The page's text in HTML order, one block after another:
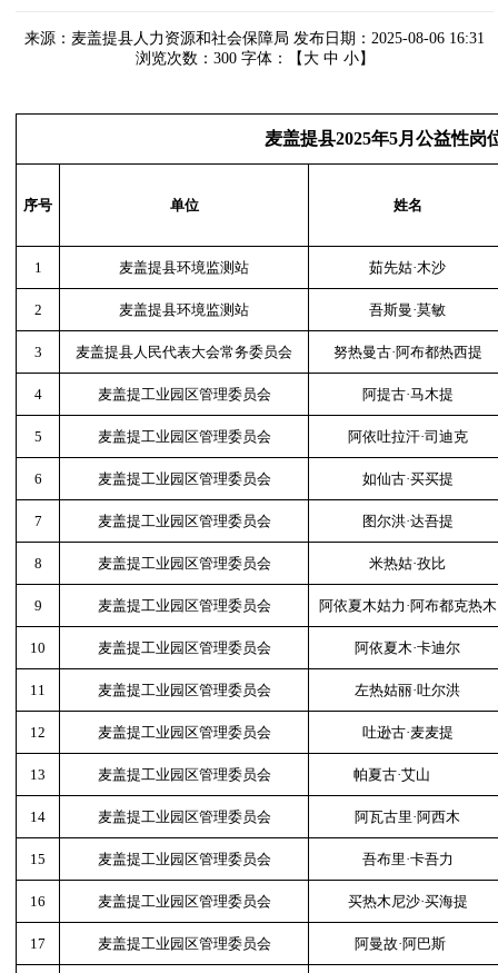
来源：麦盖提县人力资源和社会保障局 发布日期：2025-08-06 16:31
浏览次数： 300 字体：【 大 中 小】
麦盖提县2025年5月公益性
序号 单位 姓名
1 麦盖提县环境监测站 茹先姑·木沙
2 麦盖提县环境监测站 吾斯曼·莫敏
3 麦盖提县人民代表大会常务委员会 努热曼古·阿布都热西提
4 麦盖提工业园区管理委员会 阿提古·马木提
5 麦盖提工业园区管理委员会 阿依吐拉汗·司迪克
6 麦盖提工业园区管理委员会 如仙古·买买提
7 麦盖提工业园区管理委员会 图尔洪·达吾提
8 麦盖提工业园区管理委员会 米热姑·孜比
9 麦盖提工业园区管理委员会 阿依夏木姑力·阿布都克热木
10 麦盖提工业园区管理委员会 阿依夏木·卡迪尔
11 麦盖提工业园区管理委员会 左热姑丽·吐尔洪
12 麦盖提工业园区管理委员会 吐逊古·麦麦提
13 麦盖提工业园区管理委员会 帕夏古·艾山
14 麦盖提工业园区管理委员会 阿瓦古里·阿西木
15 麦盖提工业园区管理委员会 吾布里·卡吾力
16 麦盖提工业园区管理委员会 买热木尼沙·买海提
17 麦盖提工业园区管理委员会 阿曼故·阿巴斯